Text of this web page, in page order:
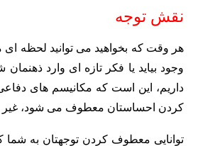
نقش توجه
هر وقت که بخواهید می توانید لحظه
وجود بیاید یا فکر تازه ای وارد
داریم، این است که مکانیسم های
کردن احساستان معطوف می شود، غیر
توانایی معطوف کردن توجهتان به شما